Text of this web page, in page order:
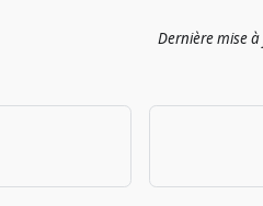
Dernière mise